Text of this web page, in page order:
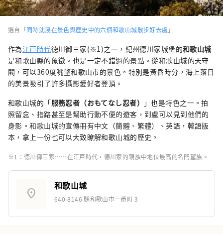
選自「同時沈浸在景色與歴史中的六個和歌山城散步好去處 」
作為江戸時代徳川御三家(※1)之一，紀州德川家城堡的和歌山城
是和歌山縣的象徵。也是一定不錯過的景點。從和歌山城的天守
閣，可以360度眺望和歌山市的景色。特別是黃昏時分，海上落日
的美景吸引了許多攝影愛好者登頂。
和歌山城的「服務忍者（おもてなし忍者） 」也是特色之一。拍
照留念、指路甚至是幫助行動不便的遊客，到處可以見到他們的
身影。和歌山城的宣傳冊有中文（簡體、繁體）、英語，韓語版
本，拿上一份也可以大致瞭解和歌山城的歷史。
※1：徳川御三家……在江戸時代，德川家的親族中地位最高的名門望族。
location_on
和歌山城
640-8146 縣和歌山市一番町 3